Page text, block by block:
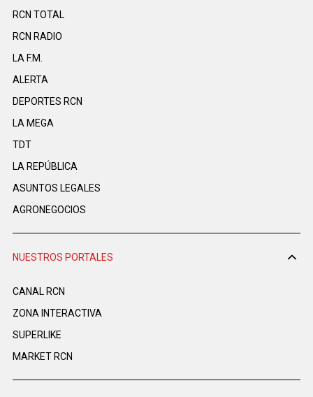
RCN TOTAL
RCN RADIO
LA F.M.
ALERTA
DEPORTES RCN
LA MEGA
TDT
LA REPÚBLICA
ASUNTOS LEGALES
AGRONEGOCIOS
NUESTROS PORTALES
CANAL RCN
ZONA INTERACTIVA
SUPERLIKE
MARKET RCN